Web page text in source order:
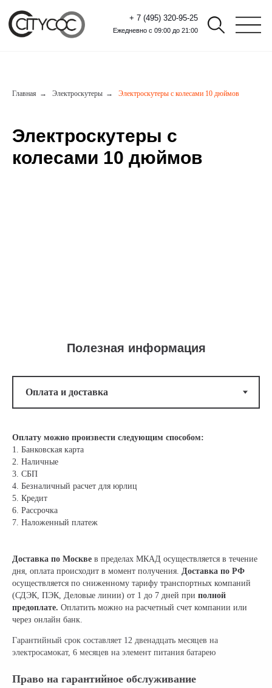
Ежедневно с 09:00 до 21:00
Главная → Электроскутеры → Электроскутеры с колесами 10 дюймов
Электроскутеры с
колесами 10 дюймов
Полезная информация
Оплату можно произвести следующим способом:
1. Банковская карта
2. Наличные
3. СБП
4. Безналичный расчет для юрлиц
5. Кредит
6. Рассрочка
7. Наложенный платеж
Доставка по Москве в пределах МКАД осуществляется в течение
дня, оплата происходит в момент получения. Доставка по РФ
осуществляется по сниженному тарифу транспортных компаний
(СДЭК, ПЭК, Деловые линии) от 1 до 7 дней при полной
предоплате. Оплатить можно на расчетный счет компании или
через онлайн банк.
Гарантийный срок составляет 12 двенадцать месяцев на
электросамокат, 6 месяцев на элемент питания батарею
Право на гарантийное обслуживание